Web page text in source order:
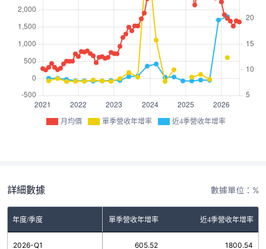
月均價 單季營收年增率 近4季營收年增率
詳細數據 數據單位：%
年度/季度 單季營收年增率 近4季營收年增率
2026-Q1 605.52 1800.54